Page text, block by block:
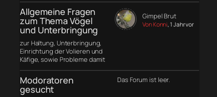
Allgemeine Fragen
zum Thema Vögel
und Unterbringung
zur Haltung, Unterbringung,
Einrichtung der Volieren und
Käfige, sowie Probleme damit
Gimpel Brut
Von Konni, 1 Jahr vor
Modoratoren
gesucht
Das Forum ist leer.